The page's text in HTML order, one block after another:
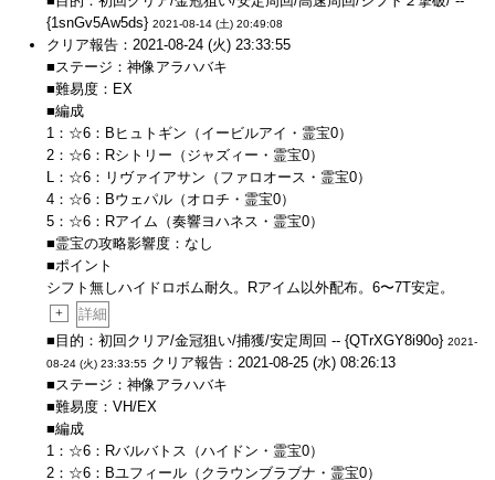
{1snGv5Aw5ds} 2021-08-14 (土) 20:49:08
クリア報告：2021-08-24 (火) 23:33:55
■ステージ：神像アラハバキ
■難易度：EX
■編成
1：☆6：Bヒュトギン（イービルアイ・霊宝0）
2：☆6：Rシトリー（ジャズィー・霊宝0）
L：☆6：リヴァイアサン（ファロオース・霊宝0）
4：☆6：Bウェパル（オロチ・霊宝0）
5：☆6：Rアイム（奏響ヨハネス・霊宝0）
■霊宝の攻略影響度：なし
■ポイント
シフト無しハイドロボム耐久。Rアイム以外配布。6〜7T安定。
+
詳細
■目的：初回クリア/金冠狙い/捕獲/安定周回 -- {QTrXGY8i90o} 2021-
08-24 (火) 23:33:55 クリア報告：2021-08-25 (水) 08:26:13
■ステージ：神像アラハバキ
■難易度：VH/EX
■編成
1：☆6：Rバルバトス（ハイドン・霊宝0）
2：☆6：Bユフィール（クラウンブラブナ・霊宝0）